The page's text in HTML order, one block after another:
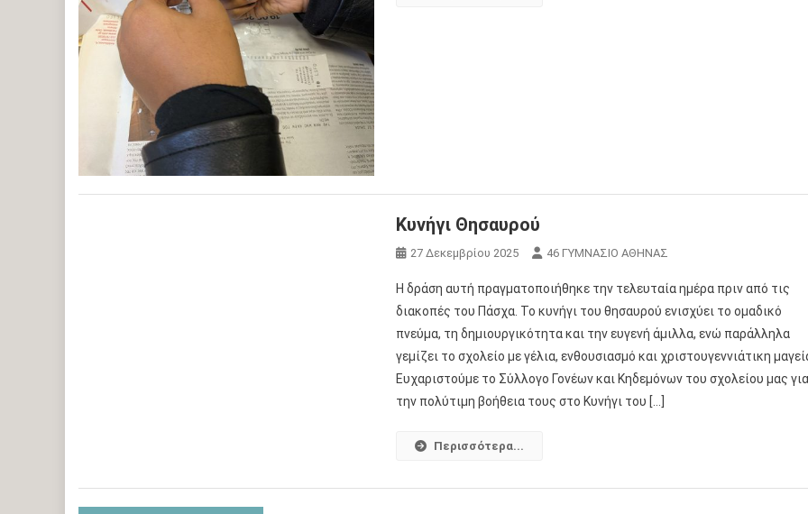
Κυνήγι Θησαυρού
27 Δεκεμβρίου 2025 46 ΓΥΜΝΑΣΙΟ ΑΘΗΝΑΣ
Η δράση αυτή πραγματοποιήθηκε την τελευταία ημέρα πριν από τις
διακοπές του Πάσχα. Το κυνήγι του θησαυρού ενισχύει το ομαδικό
πνεύμα, τη δημιουργικότητα και την ευγενή άμιλλα, ενώ παράλληλα
γεμίζει το σχολείο με γέλια, ενθουσιασμό και χριστουγεννιάτικη
Ευχαριστούμε το Σύλλογο Γονέων και Κηδεμόνων του σχολείου μας
την πολύτιμη βοήθεια τους στο Κυνήγι του […]
Περισσότερα...